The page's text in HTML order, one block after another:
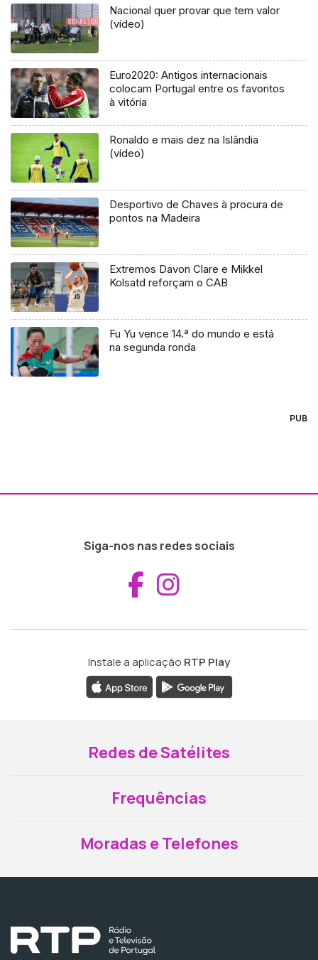
Nacional quer provar que tem valor
(vídeo)
Euro2020: Antigos internacionais
colocam Portugal entre os favoritos
à vitória
Ronaldo e mais dez na Islândia
(vídeo)
Desportivo de Chaves à procura de
pontos na Madeira
Extremos Davon Clare e Mikkel
Kolsatd reforçam o CAB
Fu Yu vence 14.ª do mundo e está
na segunda ronda
PUB
Siga-nos nas redes sociais
Aceder ao
Instale a aplicação RTP Play
Redes de Satélites
Frequências
Moradas e Telefones